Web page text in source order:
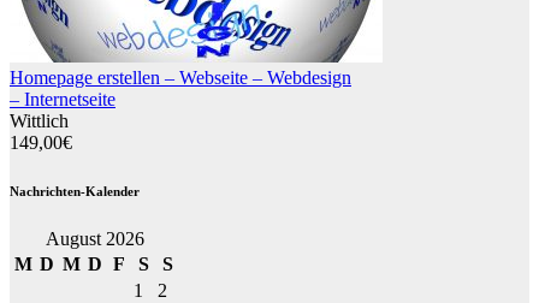
Homepage erstellen – Webseite – Webdesign
– Internetseite
Wittlich
149,00€
Nachrichten-Kalender
August 2026
M D M D F S
S
1
2